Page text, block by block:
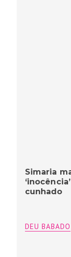
Simaria
cunhado
DEU BABADO